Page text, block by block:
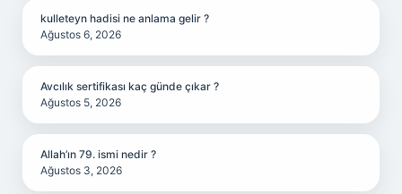
kulleteyn hadisi ne anlama gelir ?
Ağustos 6, 2026
Avcılık sertifikası kaç günde çıkar ?
Ağustos 5, 2026
Allah’ın 79. ismi nedir ?
Ağustos 3, 2026